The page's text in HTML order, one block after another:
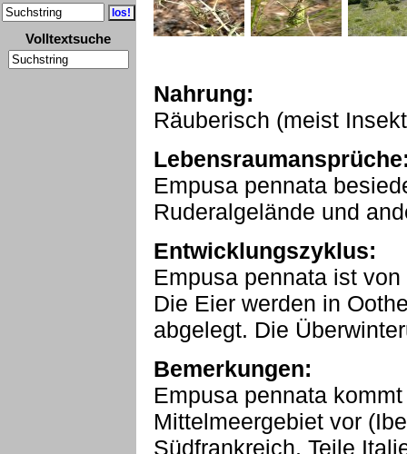
Volltextsuche
Nahrung:
Räuberisch (meist
Empusa pennata
Ruderalgelände und
Entwicklungszyklus:
Empusa pennata ist
Die Eier werden in
abgelegt. Die
Bemerkungen:
Empusa pennata
Mittelmeergebiet vor
Südfrankreich, Teile